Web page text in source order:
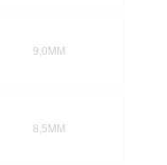
9,0MM
8,5MM